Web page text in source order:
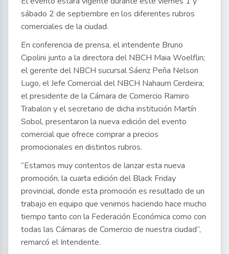
sábado 2 de septiembre en los diferentes rubros
comerciales de la ciudad.
En conferencia de prensa, el intendente Bruno
Cipolini junto a la directora del NBCH Maia Woelflin;
el gerente del NBCH sucursal Sáenz Peña Nelson
Lugo, el Jefe Comercial del NBCH Nahaum Cerdeira;
el presidente de la Cámara de Comercio Ramiro
Trabalon y el secretario de dicha institución Martín
Sobol, presentaron la nueva edición del evento
comercial que ofrece comprar a precios
promocionales en distintos rubros.
“Estamos muy contentos de lanzar esta nueva
promoción, la cuarta edición del Black Friday
provincial, donde esta promoción es resultado de un
trabajo en equipo que venimos haciendo hace mucho
tiempo tanto con la Federación Económica como con
todas las Cámaras de Comercio de nuestra ciudad”,
remarcó el Intendente.